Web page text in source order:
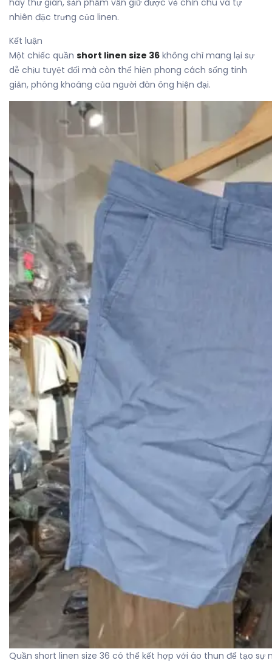
hay thư giãn, sản phẩm vẫn giữ được vẻ chỉn chu và tự
nhiên đặc trưng của linen.
Kết luận
Một chiếc quần short linen size 36 không chỉ mang lại sự
dễ chịu tuyệt đối mà còn thể hiện phong cách sống tinh
giản, phóng khoáng của người đàn ông hiện đại.
Quần short linen size 36 có thể kết hợp với áo thun để tạo sự